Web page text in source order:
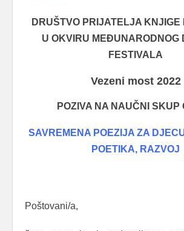
DRUŠTVO PRIJATELJA KNJIGE
U OKVIRU MEĐUNARODNOG
FESTIVALA
Vezeni most 2022
POZIVA NA NAUČNI SKUP
SAVREMENA POEZIJA ZA
POETIKA, RAZVOJ
Poštovani/a,